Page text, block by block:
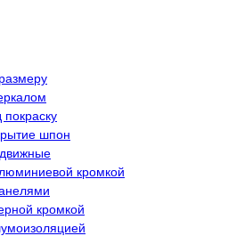
покраску
шпон
кромкой
кромкой